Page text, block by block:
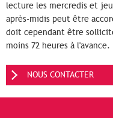
lecture les mercredis et
après-midis peut être
doit cependant être
moins 72 heures à l'avance.
NOUS CONTACTER